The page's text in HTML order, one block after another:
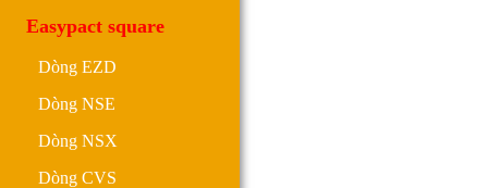
Easypact square
Dòng EZD
Dòng NSE
Dòng NSX
Dòng CVS